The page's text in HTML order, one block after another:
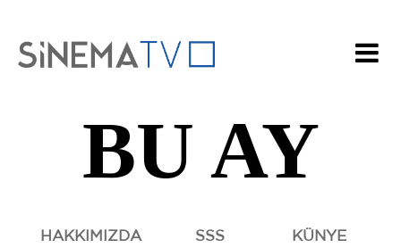
BU AY
HAKKIMIZDA SSS KÜNYE